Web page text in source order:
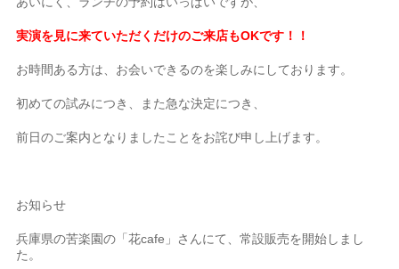
実演を見に来ていただくだけのご来店もOKです！！
お時間ある方は、お会いできるのを楽しみにしております。
初めての試みにつき、また急な決定につき、
前日のご案内となりましたことをお詫び申し上げます。
お知らせ
兵庫県の苦楽園の「花cafe」さんにて、常設販売を開始しまし
た。